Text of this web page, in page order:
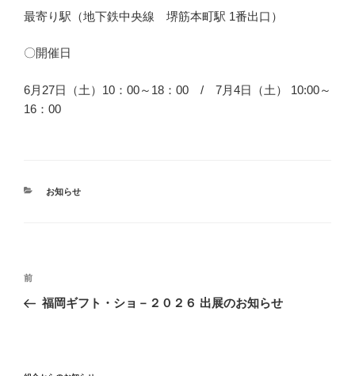
最寄り駅（地下鉄中央線 堺筋本町駅 1番出口）
〇開催日
6月27日（土）10：00～18：00 / 7月4日（土） 10:00～
16：00
カ
お知らせ
投
ナ
前
の
前
福岡ギフト・ショ－２０２６ 出展のお知らせ